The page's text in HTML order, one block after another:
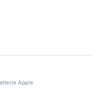
Apple